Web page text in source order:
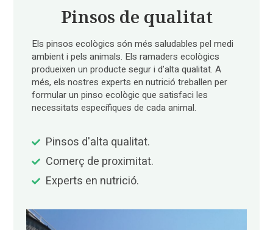
Pinsos de qualitat
Els pinsos ecològics són més saludables pel medi
ambient i pels animals. Els ramaders ecològics
produeixen un producte segur i d’alta qualitat. A
més, els nostres experts en nutrició treballen per
formular un pinso ecològic que satisfaci les
necessitats específiques de cada animal.
Pinsos d'alta qualitat.
Comerç de proximitat.
Experts en nutrició.